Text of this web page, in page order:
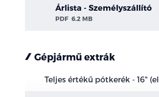
Árlista - Személyszállító
PDF 6.2 MB
Gépjármű extrák
Teljes értékű pótkerék - 16"